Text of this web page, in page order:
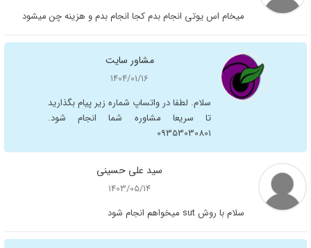
میخام اس یوتی انجام بدم کجا انجام بدم و هزینه چن میشود
مشاور سایت
1404/01/16
سلام. لطفا در واتساپ شماره زیر پیام بگذارید
تا سریعا مشاوره شما انجام شود.
09353030801
سید علی حسینی
1403/05/14
سلام با روش sut میخواهم انجام شود